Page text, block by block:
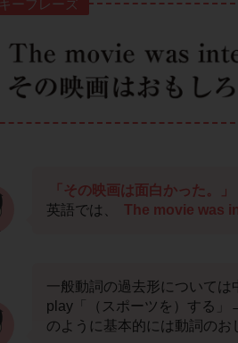
キーフレーズ
「その映画は面白かった。」
英語では、
The movie was
一般動詞の過去形については
play「（スポーツを）する
のように基本的には動詞のお